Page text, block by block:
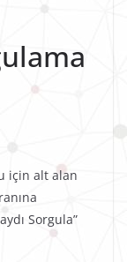
için alt alan
Sorgula”